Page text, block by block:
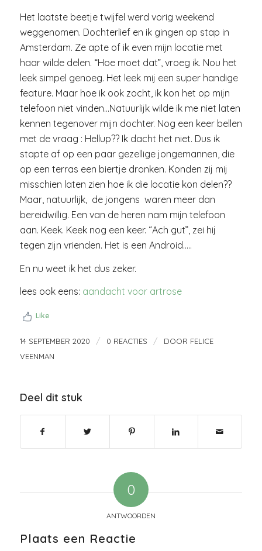
Het laatste beetje twijfel werd vorig weekend
weggenomen. Dochterlief en ik gingen op stap in
Amsterdam. Ze apte of ik even mijn locatie met
haar wilde delen. “Hoe moet dat”, vroeg ik. Nou het
leek simpel genoeg. Het leek mij een super handige
feature. Maar hoe ik ook zocht, ik kon het op mijn
telefoon niet vinden…Natuurlijk wilde ik me niet laten
kennen tegenover mijn dochter. Nog een keer bellen
met de vraag : Hellup?? Ik dacht het niet. Dus ik
stapte af op een paar gezellige jongemannen, die
op een terras een biertje dronken. Konden zij mij
misschien laten zien hoe ik die locatie kon delen??
Maar, natuurlijk, de jongens waren meer dan
bereidwillig. Een van de heren nam mijn telefoon
aan. Keek. Keek nog een keer. “Ach gut”, zei hij
tegen zijn vrienden. Het is een Android…..
En nu weet ik het dus zeker.
lees ook eens: aandacht voor artrose
Like
14 SEPTEMBER 2020 / 0 REACTIES / DOOR FELICE
VEENMAN
Deel dit stuk
0
ANTWOORDEN
Plaats een Reactie